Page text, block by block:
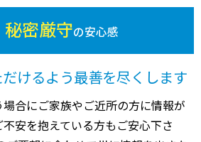
浦安(千葉) 10分 65.00㎡ 140万円 2021
浦安(千葉) 21分 95.00㎡ 120万円 2021
浦安(千葉) 100.00㎡ 120万円
秘密厳守の安心感
けるよう最善を尽くします
合にご家族やご近所の方に情報が
安を抱えている方もご安心下さ